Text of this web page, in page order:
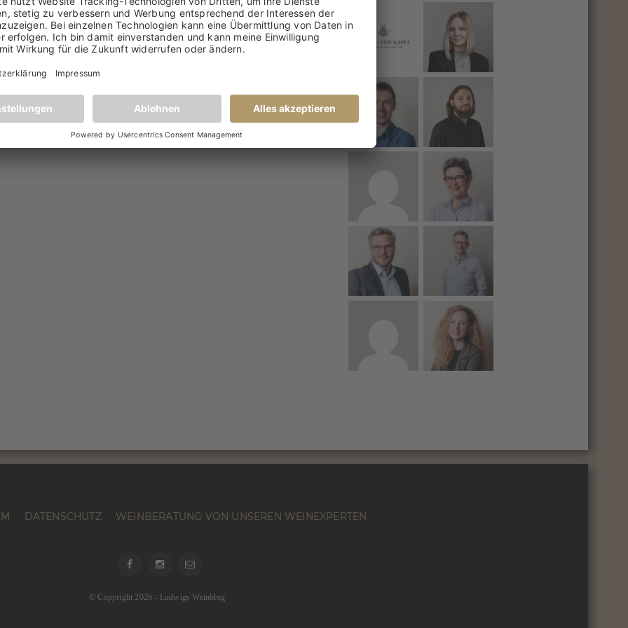
DATENSCHUTZ WEINBERATUNG VON UNSEREN WEINEXPERTEN
Facebook Instagramemail
© Copyright 2026- Ludwigs Weinblog